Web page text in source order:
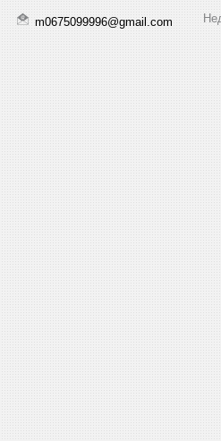
m0675099996@gmail.com